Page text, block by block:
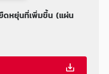
ดหยุ่นที่เพิ่มขึ้น (แผ่น